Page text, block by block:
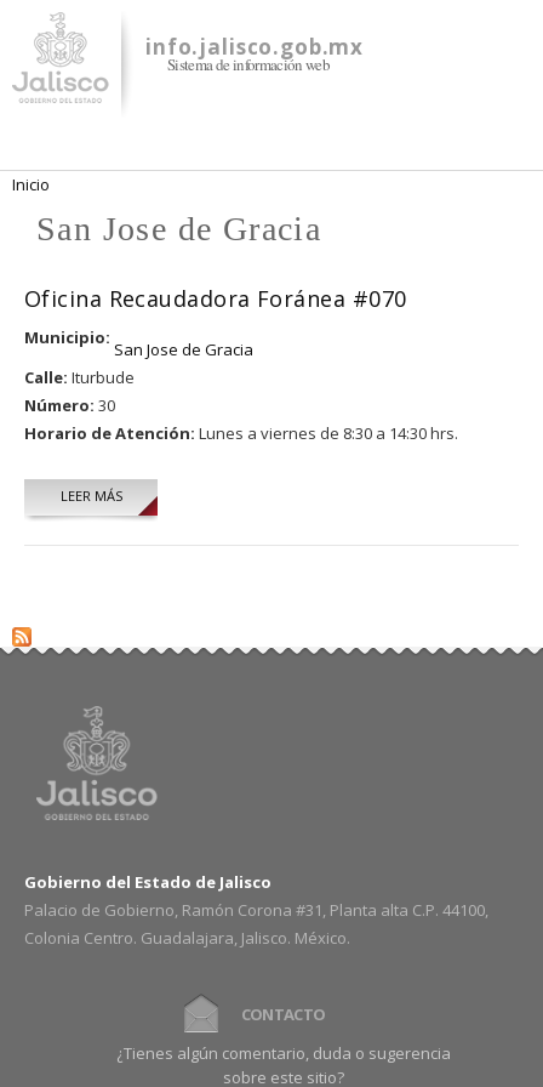
contenido
principal
info.jalisco.gob.mx
Sistema de información web
Se encuentra usted aquí
Inicio
San Jose de Gracia
Oficina Recaudadora Foránea #070
Municipio:
San Jose de Gracia
Calle: Iturbude
Número: 30
Horario de Atención: Lunes a viernes de 8:30 a 14:30 hrs.
LEER MÁS
Gobierno del Estado de Jalisco
Palacio de Gobierno, Ramón Corona #31, Planta alta C.P. 44100,
Colonia Centro. Guadalajara, Jalisco. México.
CONTACTO
¿Tienes algún comentario, duda o sugerencia
sobre este sitio?